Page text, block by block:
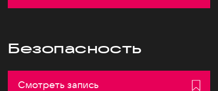
Безопасность
Смотреть запись